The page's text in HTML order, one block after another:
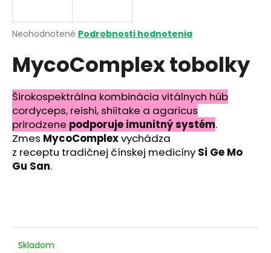
Priemerné
produktu
je
z
5
hviezdičiek.
Neohodnotené Podrobnosti hodnotenia
MycoComplex tobolky
Širokospektrálna kombinácia vitálnych húb
cordyceps, reishi, shiitake a agaricus
prirodzene podporuje imunitný systém.
Zmes MycoComplexvychádza
z receptu tradičnej čínskej medicíny Si Ge Mo
Gu San.
Skladom
j
ť
?
HĽADAŤ
o